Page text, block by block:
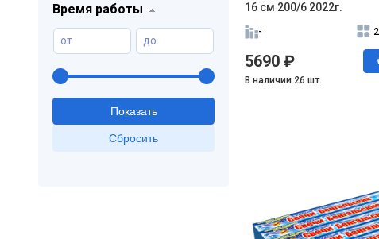
Время работы
от до
16 см 200/6 2022г.
-
5690 ₽
В наличии 26 шт.